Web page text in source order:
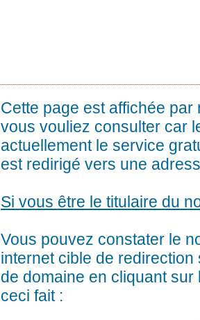
Cette page est affichée
vous vouliez consulter car
actuellement le service
est redirigé vers une
Si vous être le titulaire du
Vous pouvez constater le
internet cible de
de domaine en cliquant
ceci fait :